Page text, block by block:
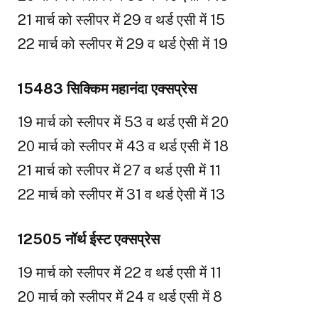
21 मार्च को स्लीपर में 29 व थर्ड एसी में 15
22 मार्च को स्लीपर में 29 व थर्ड ऐसी में 19
15483 सिक्किम महानंदा एक्सप्रेस
19 मार्च को स्लीपर में 53 व थर्ड एसी में 20
20 मार्च को स्लीपर में 43 व थर्ड एसी में 18
21 मार्च को स्लीपर में 27 व थर्ड एसी में 11
22 मार्च को स्लीपर में 31 व थर्ड ऐसी में 13
12505 नॉर्थ ईस्ट एक्सप्रेस
19 मार्च को स्लीपर में 22 व थर्ड एसी में 11
20 मार्च को स्लीपर में 24 व थर्ड एसी में 8